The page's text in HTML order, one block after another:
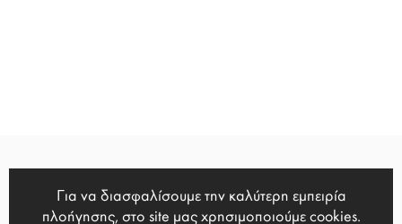
Για να διασφαλίσουμε την καλύτερη εμπειρία
πλοήγησης, στο site μας χρησιμοποιούμε cookies.
Χ.Τρικούπη 13, Ηράκλειο Κρήτης,